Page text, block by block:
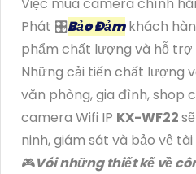
Việc mua camera chính
Phát 🎛Bảo Đảmkhách
phẩm chất lượng và hỗ trợ
Những cải tiến chất lượng
văn phòng, gia đình, shop
camera Wifi IP KX-WF22
ninh, giám sát và bảo vệ
🎮Vói những thiết kế về